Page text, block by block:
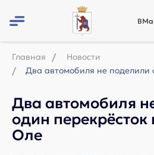
Главная
Новости
Два автомобиля
один
Оле